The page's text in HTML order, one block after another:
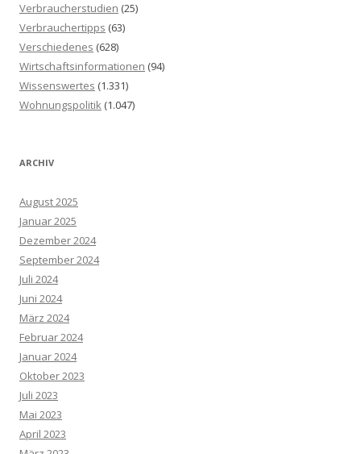
Verbraucherstudien (25)
Verbrauchertipps (63)
Verschiedenes (628)
Wirtschaftsinformationen (94)
Wissenswertes (1.331)
Wohnungspolitik (1.047)
ARCHIV
August 2025
Januar 2025
Dezember 2024
September 2024
Juli 2024
Juni 2024
März 2024
Februar 2024
Januar 2024
Oktober 2023
Juli 2023
Mai 2023
April 2023